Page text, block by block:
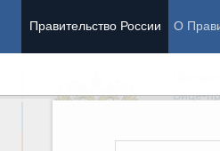
Правительство России О
Вице-